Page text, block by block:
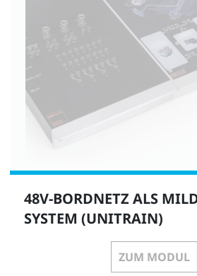
48V-BORDNETZ ALS
SYSTEM (UNITRAIN)
ZUM MODUL